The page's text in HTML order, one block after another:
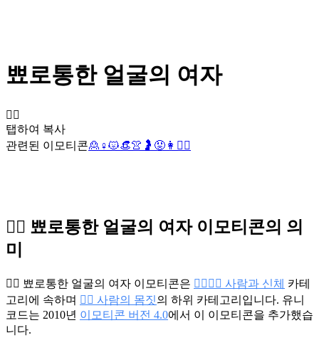
뾰로통한 얼굴의 여자
🙎‍♀️
탭하여 복사
관련된 이모티콘🙎 ♀️😾👒👚 🤰 😡 👩 🙎‍♂️
🙎‍♀️ 뾰로통한 얼굴의 여자 이모티콘의 의
미
🙎‍♀️ 뾰로통한 얼굴의 여자 이모티콘은 👩‍❤️‍💋‍👨 사람과 신체 카테
고리에 속하며 🙅‍♀️ 사람의 몸짓의 하위 카테고리입니다. 유니
코드는 2010년 이모티콘 버전 4.0에서 이 이모티콘을 추가했습
니다.